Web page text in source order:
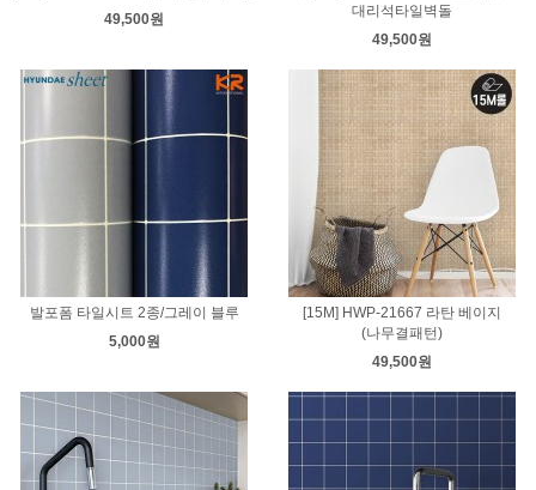
49,500원
대리석타일벽돌
49,500원
발포폼 타일시트 2종/그레이 블루
5,000원
[15M] HWP-21667 라탄 베이지
(나무결패턴)
49,500원